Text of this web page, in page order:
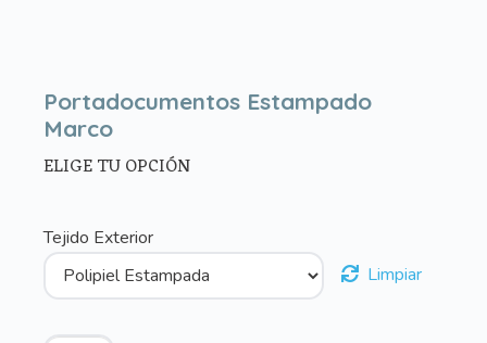
Portadocumentos Estampado
Marco
ELIGE TU OPCIÓN
Tejido Exterior
Limpiar